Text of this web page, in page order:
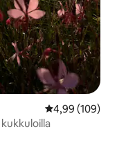
4,99 (109)